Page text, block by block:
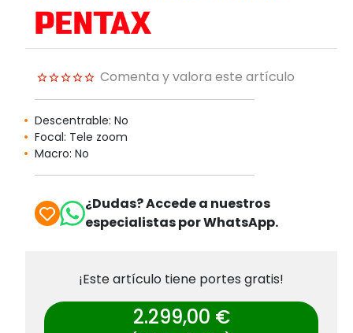
Comenta y valora este artículo
Descentrable: No
Focal: Tele zoom
Macro: No
¿Dudas? Accede a nuestros
especialistas por WhatsApp.
¡Este artículo tiene portes gratis!
2.299,00 €